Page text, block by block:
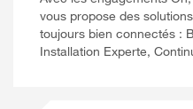
vous propose des
toujours bien connectés :
Installation Experte,